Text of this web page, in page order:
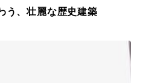
う、壮麗な歴史建築